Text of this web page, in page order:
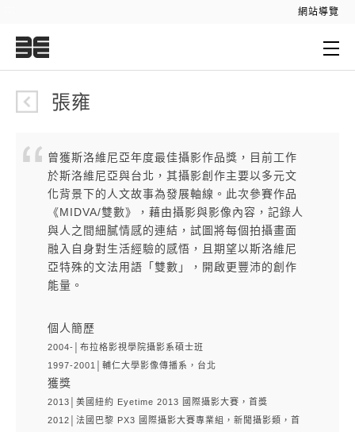
網站導覽
張雍
曾獲斯洛維尼亞年度最佳攝影作品獎，目前工作
於斯洛維尼亞與台北，其攝影創作主要以多元文
化背景下的人文故事為發展軸線。此次參賽作品
《MIDVA/雙數》，藉由攝影與影像內容，記錄人
與人之間細膩情感的連結，試圖將每個拍攝畫面
融入自身對生活經驗的感悟，且期望以斯洛維尼
亞特殊的文法用語「雙數」，開啟更豐沛的創作
能量。
個人簡歷
2004-│布拉格影視學院攝影系碩士班
1997-2001│輔仁大學影像傳播系，台北
獲獎
2013│美國紐約 Eyetime 2013 國際攝影大賽，首獎
2012│法國巴黎 PX3 國際攝影大賽專業組，新聞攝影類，首